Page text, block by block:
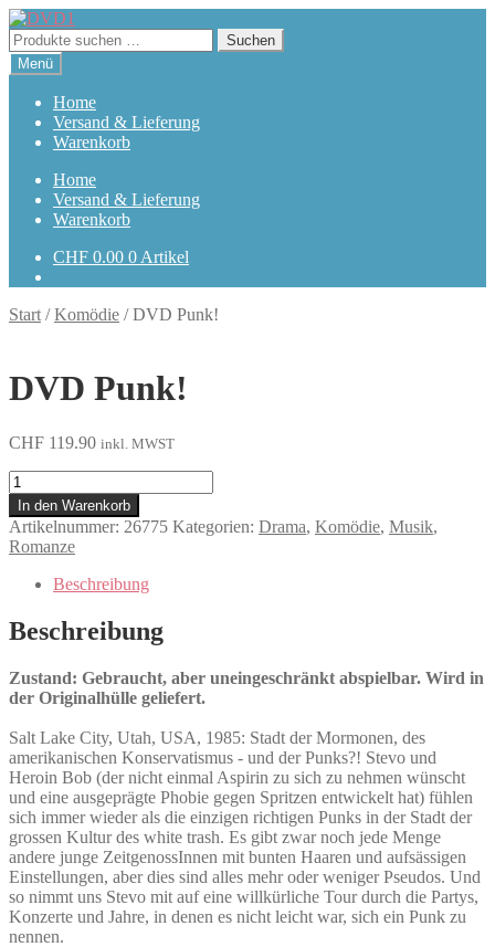
Zur
Navigation
springen
Zum
Inhalt
springen
Suchen
nach:
Suchen
Menü
Home
Versand & Lieferung
Warenkorb
Home
Versand & Lieferung
Warenkorb
CHF 0.00 0 Artikel
Start /Komödie /DVD Punk!
DVD Punk!
CHF 119.90 inkl. MWST
Punk!
Menge
In den Warenkorb
Artikelnummer: 26775 Kategorien: Drama, Komödie, Musik,
Romanze
Beschreibung
Beschreibung
Zustand: Gebraucht, aber uneingeschränkt abspielbar. Wird in
der Originalhülle geliefert.
Salt Lake City, Utah, USA, 1985: Stadt der Mormonen, des
amerikanischen Konservatismus - und der Punks?! Stevo und
Heroin Bob (der nicht einmal Aspirin zu sich zu nehmen wünscht
und eine ausgeprägte Phobie gegen Spritzen entwickelt hat) fühlen
sich immer wieder als die einzigen richtigen Punks in der Stadt der
grossen Kultur des white trash. Es gibt zwar noch jede Menge
andere junge ZeitgenossInnen mit bunten Haaren und aufsässigen
Einstellungen, aber dies sind alles mehr oder weniger Pseudos. Und
so nimmt uns Stevo mit auf eine willkürliche Tour durch die Partys,
Konzerte und Jahre, in denen es nicht leicht war, sich ein Punk zu
nennen.